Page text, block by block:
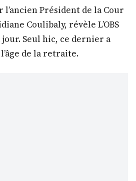
Président de la Cour
Coulibaly, révèle L’OBS
Seul hic, ce dernier a
de la retraite.